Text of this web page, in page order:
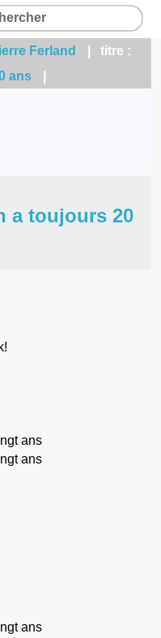
Ferland
| titre :
ans
a toujours 20
ans
ans
ans